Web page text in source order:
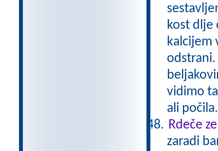
kost dlje
kalcijem
odstrani.
vidimo
ali
Rdeče
zaradi